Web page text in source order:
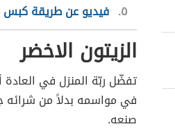
٥ فيديو عن طريقة كبس
الزيتون الاخضر
تفضّل ربّة المنزل في
في مواسمه بدلاً من شرائه
صنعه.